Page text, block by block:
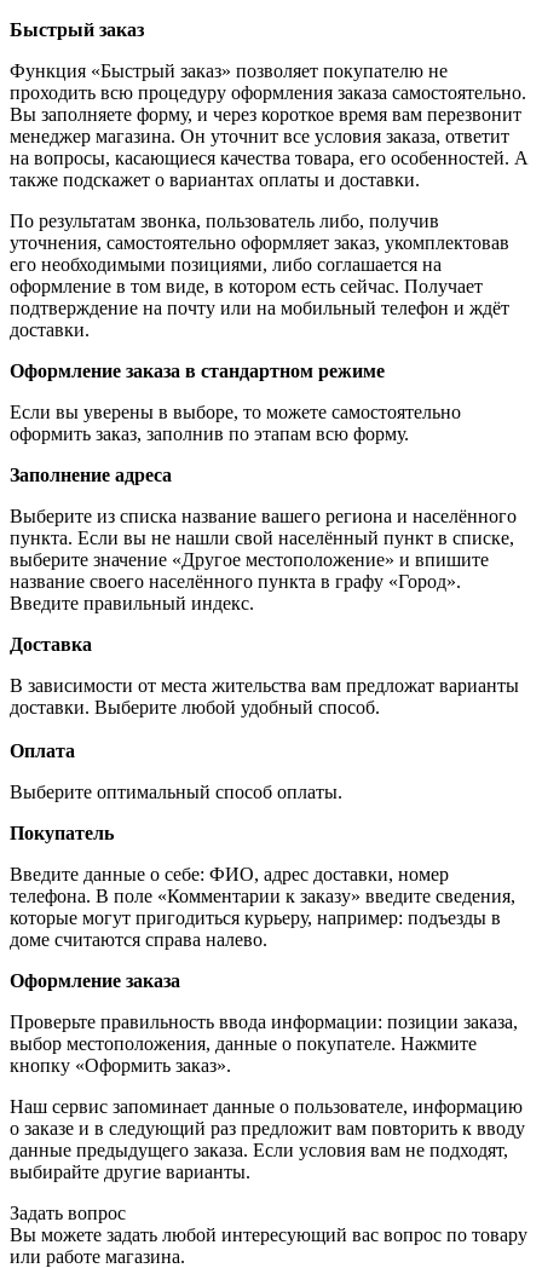
Быстрый заказ
Функция «Быстрый заказ» позволяет покупателю не
проходить всю процедуру оформления заказа самостоятельно.
Вы заполняете форму, и через короткое время вам перезвонит
менеджер магазина. Он уточнит все условия заказа, ответит
на вопросы, касающиеся качества товара, его особенностей. А
также подскажет о вариантах оплаты и доставки.
По результатам звонка, пользователь либо, получив
уточнения, самостоятельно оформляет заказ, укомплектовав
его необходимыми позициями, либо соглашается на
оформление в том виде, в котором есть сейчас. Получает
подтверждение на почту или на мобильный телефон и ждёт
доставки.
Оформление заказа в стандартном режиме
Если вы уверены в выборе, то можете самостоятельно
оформить заказ, заполнив по этапам всю форму.
Заполнение адреса
Выберите из списка название вашего региона и населённого
пункта. Если вы не нашли свой населённый пункт в списке,
выберите значение «Другое местоположение» и впишите
название своего населённого пункта в графу «Город».
Введите правильный индекс.
Доставка
В зависимости от места жительства вам предложат варианты
доставки. Выберите любой удобный способ.
Оплата
Выберите оптимальный способ оплаты.
Покупатель
Введите данные о себе: ФИО, адрес доставки, номер
телефона. В поле «Комментарии к заказу» введите сведения,
которые могут пригодиться курьеру, например: подъезды в
доме считаются справа налево.
Оформление заказа
Проверьте правильность ввода информации: позиции заказа,
выбор местоположения, данные о покупателе. Нажмите
кнопку «Оформить заказ».
Наш сервис запоминает данные о пользователе, информацию
о заказе и в следующий раз предложит вам повторить к вводу
данные предыдущего заказа. Если условия вам не подходят,
выбирайте другие варианты.
Задать вопрос
Вы можете задать любой интересующий вас вопрос по товару
или работе магазина.